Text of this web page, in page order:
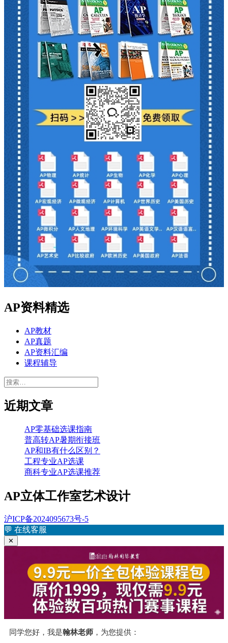
AP资料精选
AP教材
AP真题
AP资料汇编
课程辅导
搜
近期文章
AP零基础选课指南
普高转AP暑期衔接班
AP和IB有什么区别？
工程专业AP选课
商科专业AP选课推荐
AP立体工作室艺术设计
沪ICP备2024095673号-5
💬 在线客服
✕
同学您好，我是翰林老师 ，为您提供：